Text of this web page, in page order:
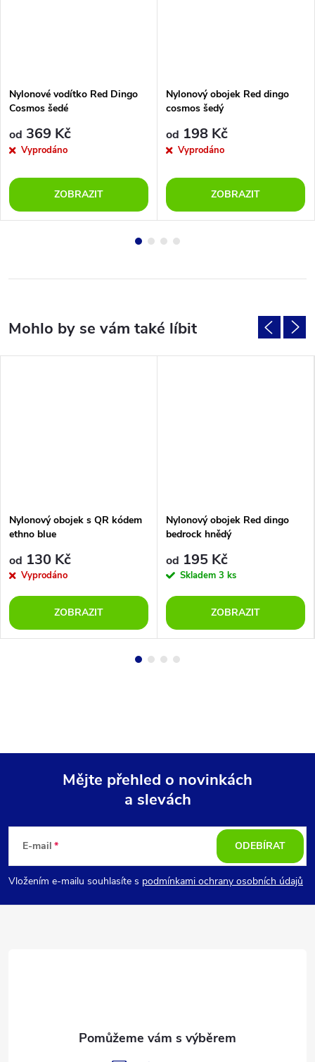
Nylonové vodítko Red Dingo
Cosmos šedé
od 369 Kč
Vyprodáno
ZOBRAZIT
Nylonový obojek Red dingo
cosmos šedý
od 198 Kč
Vyprodáno
ZOBRAZIT
Nylonový obojek s QR kódem
ethno blue
od 130 Kč
Vyprodáno
ZOBRAZIT
Nylonový obojek Red dingo
bedrock hnědý
od 195 Kč
Skladem 3 ks
ZOBRAZIT
p
Mějte přehled o novinkách
a slevách
E-mail
Vložením e-mailu souhlasíte s podmínkami ochrany osobních údajů
ODEBÍRAT